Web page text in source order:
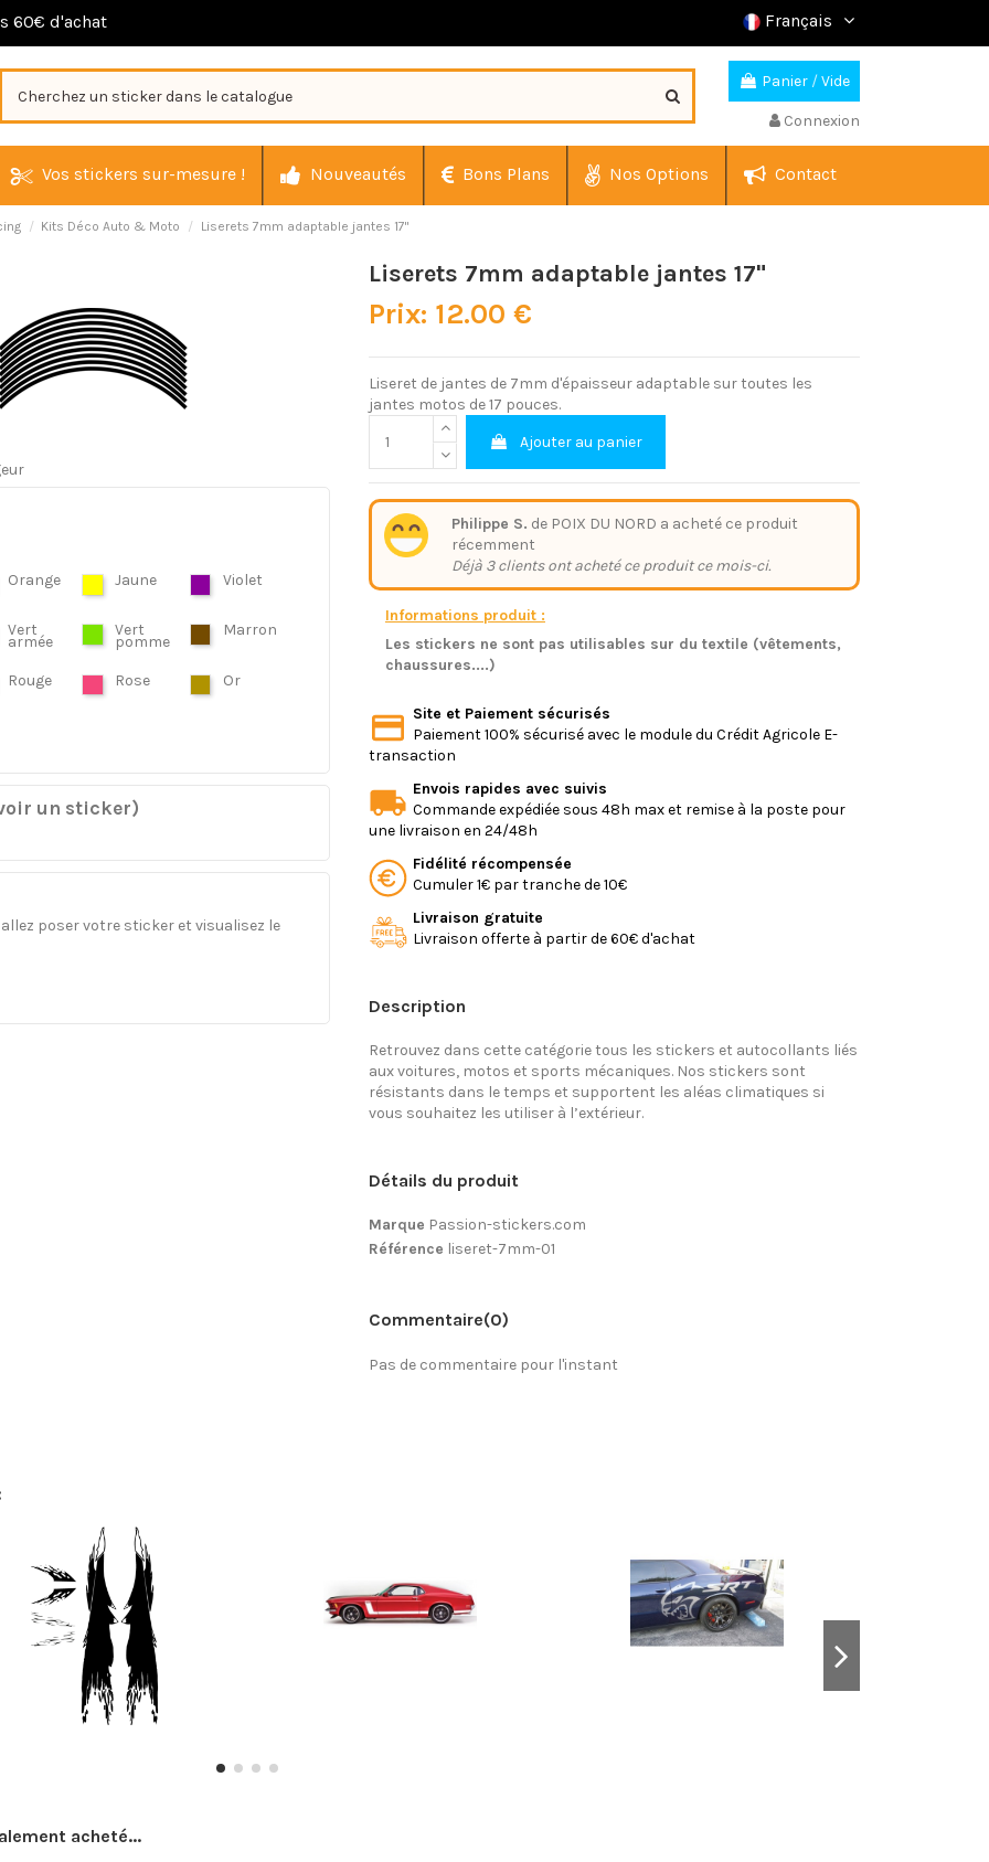
60€ d'achat Français
Panier /Vide
Connexion
Vos stickers sur-mesure ! Nouveautés Bons Plans Nos Options Contact
Kits Déco Auto & Moto Liserets 7mm adaptable jantes 17"
Orange Jaune Violet
Vert
armée
Vert
pomme
Marron
Rouge Rose Or
un sticker)
poser votre sticker et visualisez le
Liserets 7mm adaptable jantes 17"
Prix: 12.00 €
Liseret de jantes de 7mm d'épaisseur adaptable sur toutes les
jantes motos de 17 pouces.
Ajouter au panier
Philippe S. de POIX DU NORD a acheté ce produit
récemment
Déjà 3 clients ont acheté ce produit ce mois-ci.
Informations produit :
Les stickers ne sont pas utilisables sur du textile (vêtements,
chaussures....)
Site et Paiement sécurisés
Paiement 100% sécurisé avec le module du Crédit Agricole E-
transaction
Envois rapides avec suivis
Commande expédiée sous 48h max et remise à la poste pour
une livraison en 24/48h
Fidélité récompensée
Cumuler 1€ par tranche de 10€
Livraison gratuite
Livraison offerte à partir de 60€ d'achat
Description
Retrouvez dans cette catégorie tous les stickers et autocollants liés
aux voitures, motos et sports mécaniques. Nos stickers sont
résistants dans le temps et supportent les aléas climatiques si
vous souhaitez les utiliser à l’extérieur.
Détails du produit
Marque Passion-stickers.com
Référence liseret-7mm-01
Commentaire(0)
Pas de commentaire pour l'instant
acheté...